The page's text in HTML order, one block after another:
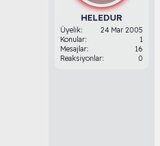
a
a
ç
t
a
HELEDUR
Üyelik
24 Mar 2005
Konular
1
Mesajlar
16
Reaksiyonlar
0